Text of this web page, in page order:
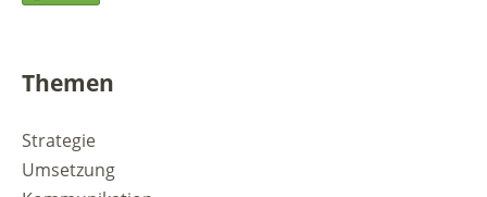
Themen
Strategie
Umsetzung